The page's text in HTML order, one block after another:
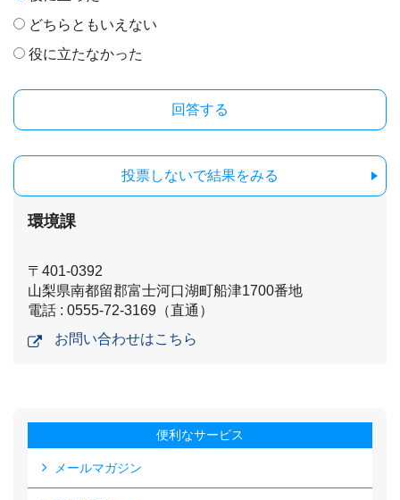
どちらともいえない
役に立たなかった
投票しないで結果をみる
環境課
〒401-0392
山梨県南都留郡富士河口湖町船津1700番地
電話 : 0555-72-3169（直通）
お問い合わせはこちら
便利なサービス
メールマガジン